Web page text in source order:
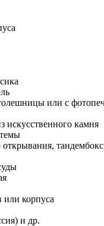
или с
искусственного камня
или корпуса
и др.